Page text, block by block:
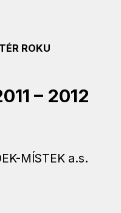
ROKU
– 2012
MÍSTEK a.s.